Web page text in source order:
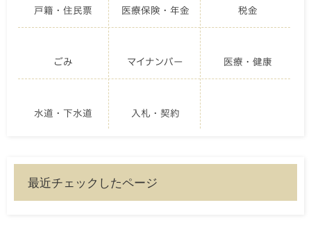
戸籍・住民票 医療保険・年金 税金
ごみ マイナンバー 医療・健康
水道・下水道 入札・契約
最近チェックしたページ